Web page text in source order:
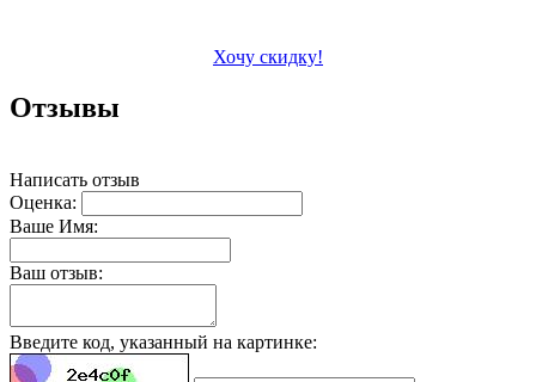
Хочу скидку!
Отзывы
Написать отзыв
Оценка:
Ваше Имя:
Ваш отзыв:
Введите код, указанный на картинке: